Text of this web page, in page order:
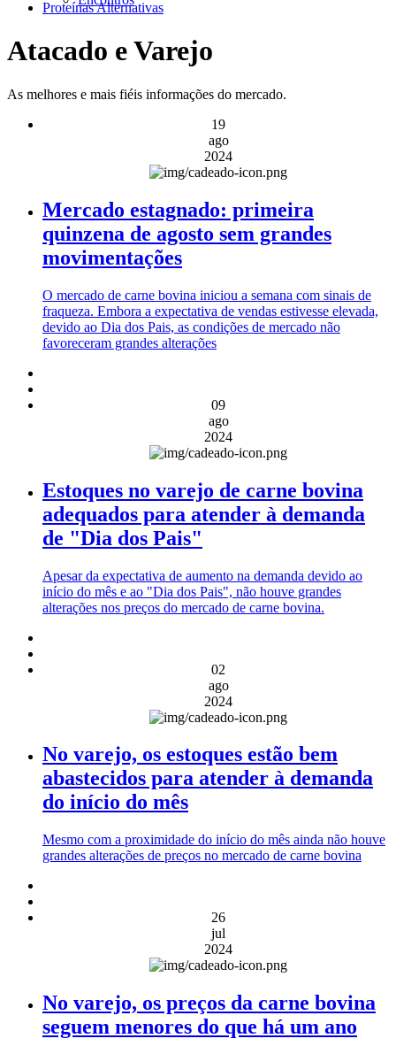
Proteínas Alternativas
Atacado e Varejo
As melhores e mais fiéis informações do mercado.
19
ago
2024
Mercado estagnado: primeira
quinzena de agosto sem grandes
movimentações
O mercado de carne bovina iniciou a semana com sinais de
fraqueza. Embora a expectativa de vendas estivesse elevada,
devido ao Dia dos Pais, as condições de mercado não
favoreceram grandes alterações
09
ago
2024
Estoques no varejo de carne bovina
adequados para atender à demanda
de "Dia dos Pais"
Apesar da expectativa de aumento na demanda devido ao
início do mês e ao "Dia dos Pais", não houve grandes
alterações nos preços do mercado de carne bovina.
02
ago
2024
No varejo, os estoques estão bem
abastecidos para atender à demanda
do início do mês
Mesmo com a proximidade do início do mês ainda não houve
grandes alterações de preços no mercado de carne bovina
26
jul
2024
No varejo, os preços da carne bovina
seguem menores do que há um ano